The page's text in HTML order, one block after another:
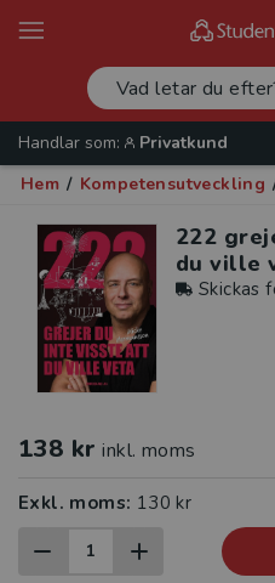
Handlar som:
Privatkund
Hem / Kompetensutveckling
222
du ville
Skickas
138 kr inkl. moms
Exkl. moms: 130 kr